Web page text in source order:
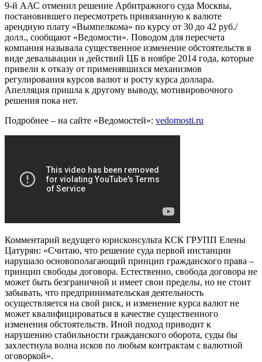
9-й ААС отменил решение Арбитражного суда Москвы,
постановившего пересмотреть привязанную к валюте
арендную плату «Вымпелкома» по курсу от 30 до 42 руб./
долл., сообщают «Ведомости». Поводом для пересчета
компания называла существенное изменение обстоятельств в
виде девальвации и действий ЦБ в ноябре 2014 года, которые
привели к отказу от применявшихся механизмов
регулирования курсов валют и росту курса доллара.
Апелляция пришла к другому выводу, мотивировочного
решения пока нет.
Подробнее – на сайте «Ведомостей»: vedomosti.ru
Комментарий ведущего юрисконсульта КСК ГРУПП Елены
Цатурян: «Считаю, что решение суда первой инстанции
нарушало основополагающий принцип гражданского права –
принцип свободы договора. Естественно, свобода договора не
может быть безграничной и имеет свои пределы, но не стоит
забывать, что предпринимательская деятельность
осуществляется на свой риск, и изменение курса валют не
может квалифицироваться в качестве существенного
изменения обстоятельств. Иной подход приводит к
нарушению стабильности гражданского оборота, суды бы
захлестнула волна исков по любым контрактам с валютной
оговоркой».